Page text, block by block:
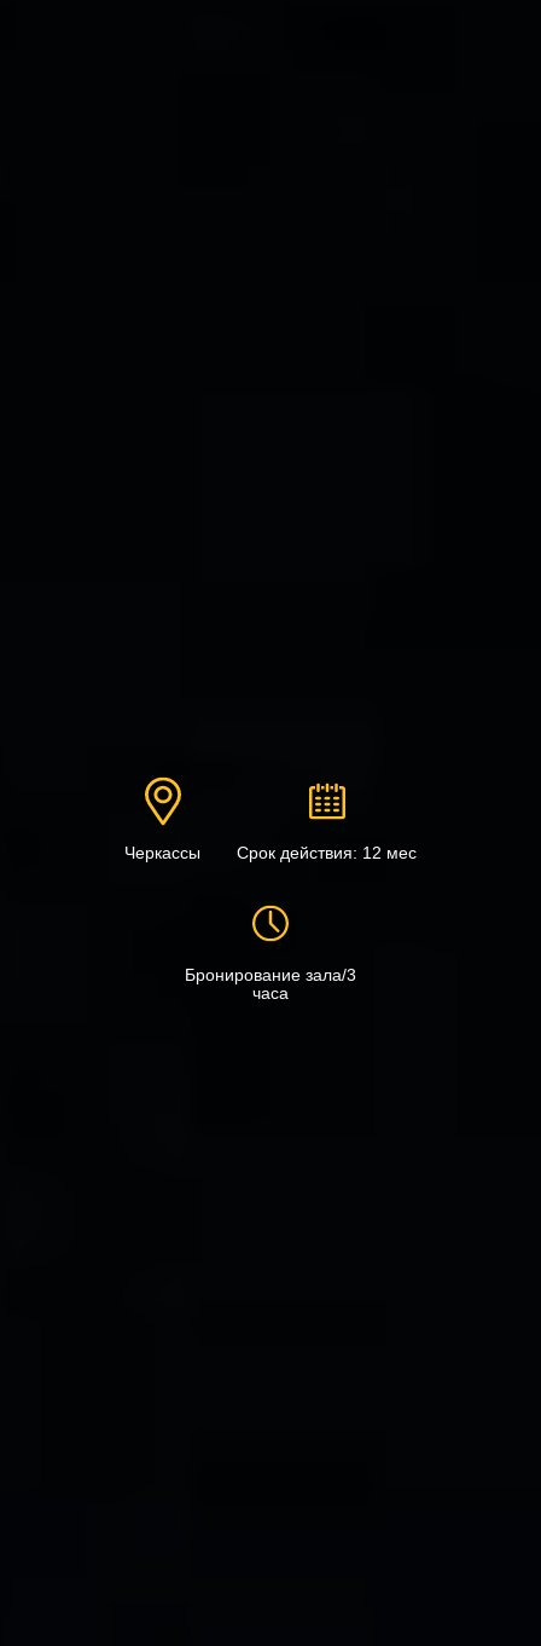
Черкассы Срок действия: 12 мес
Бронирование зала/3
часа